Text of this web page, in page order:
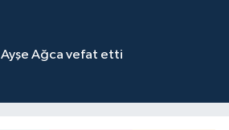
Ayşe Ağca vefat etti